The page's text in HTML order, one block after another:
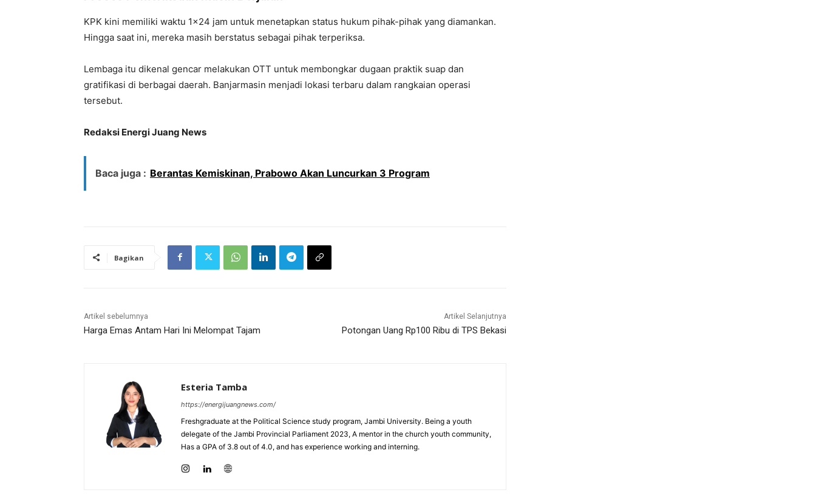
KPK kini memiliki waktu 1×24 jam untuk menetapkan status hukum pihak-pihak yang diamankan.
Hingga saat ini, mereka masih berstatus sebagai pihak terperiksa.
Lembaga itu dikenal gencar melakukan OTT untuk membongkar dugaan praktik suap dan
gratifikasi di berbagai daerah. Banjarmasin menjadi lokasi terbaru dalam rangkaian operasi
tersebut.
Redaksi Energi Juang News
Baca juga : Berantas Kemiskinan, Prabowo Akan Luncurkan 3 Program
Bagikan
Artikel sebelumnya
Harga Emas Antam Hari Ini Melompat Tajam
Artikel Selanjutnya
Potongan Uang Rp100 Ribu di TPS Bekasi
Esteria Tamba
https://energijuangnews.com/
Freshgraduate at the Political Science study program, Jambi University. Being a youth
delegate of the Jambi Provincial Parliament 2023, A mentor in the church youth community,
Has a GPA of 3.8 out of 4.0, and has experience working and interning.